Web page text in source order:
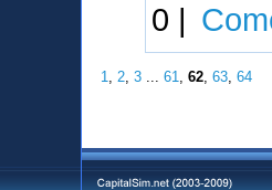
0 |
1 2 ,3 ...61 ,62 ,63 ,64